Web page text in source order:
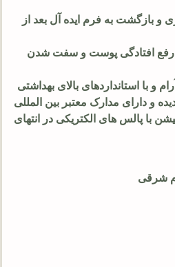
و بازگشت به فرم ایده آل بعد از
رفع افتادگی پوست و سفت شدن
و با استانداردهای بالای بهداشتی
و دارای مدارک معتبر بین المللی
با پالس های الکتریکی در انتهای
شرقی